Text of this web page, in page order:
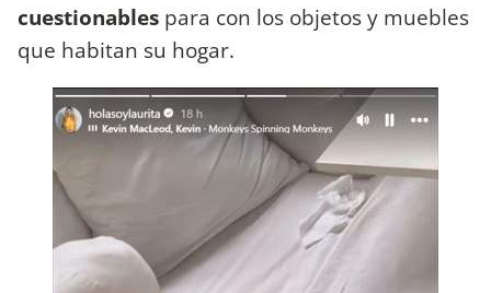
cuestionables para con los objetos y muebles
que habitan su hogar.